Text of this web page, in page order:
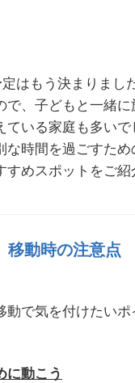
はもう決まりまし
で、子どもと一緒
ている家庭も多いで
な時間を過ごすた
めスポットをご紹
移動時の注意点
動で気を付けたい
に動こう